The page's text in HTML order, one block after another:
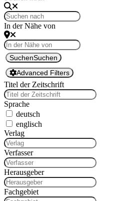
In der Nähe von
SuchenSuchen
Advanced Filters
Titel der Zeitschrift
Sprache
deutsch
englisch
Verlag
Verfasser
Herausgeber
Fachgebiet